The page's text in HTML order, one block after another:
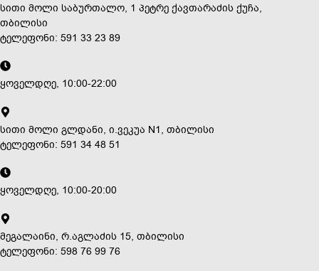
სითი მოლი საბურთალო, 1 პეტრე ქავთარაძის ქუჩა,
თბილისი
ტელეფონი: 591 33 23 89
ყოველდღე, 10:00-22:00
სითი მოლი გლდანი, ი.ვეკუა N1, თბილისი
ტელეფონი: 591 34 48 51
ყოველდღე, 10:00-20:00
მეგალაინი, რ.აგლაძის 15, თბილისი
ტელეფონი: 598 76 99 76